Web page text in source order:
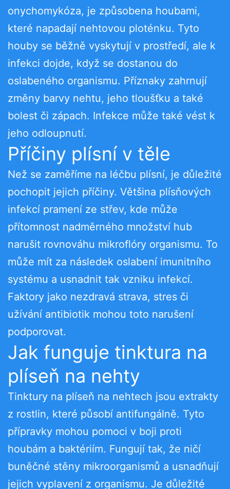
onychomykóza, je způsobena houbami,
které napadají nehtovou ploténku. Tyto
houby se běžně vyskytují v prostředí, ale k
infekci dojde, když se dostanou do
oslabeného organismu. Příznaky zahrnují
změny barvy nehtu, jeho tloušťku a také
bolest či zápach. Infekce může také vést k
jeho odloupnutí.
Příčiny plísní v těle
Než se zaměříme na léčbu plísní, je důležité
pochopit jejich příčiny. Většina plísňových
infekcí pramení ze střev, kde může
přítomnost nadměrného množství hub
narušit rovnováhu mikroflóry organismu. To
může mít za následek oslabení imunitního
systému a usnadnit tak vzniku infekcí.
Faktory jako nezdravá strava, stres či
užívání antibiotik mohou toto narušení
podporovat.
Jak funguje tinktura na
plíseň na nehty
Tinktury na plíseň na nehtech jsou extrakty
z rostlin, které působí antifungálně. Tyto
přípravky mohou pomoci v boji proti
houbám a baktériím. Fungují tak, že ničí
buněčné stěny mikroorganismů a usnadňují
jejich vyplavení z organismu. Je důležité